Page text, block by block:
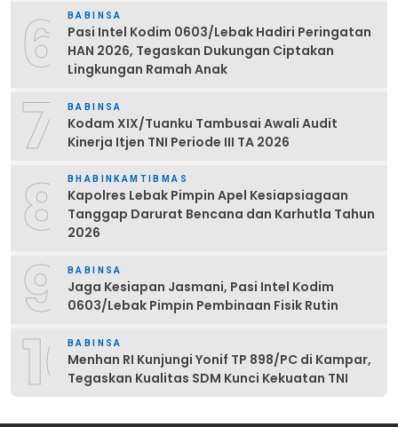
6 BABINSA
Pasi Intel Kodim 0603/Lebak Hadiri Peringatan
HAN 2026, Tegaskan Dukungan Ciptakan
Lingkungan Ramah Anak
7 BABINSA
Kodam XIX/Tuanku Tambusai Awali Audit
Kinerja Itjen TNI Periode III TA 2026
8 BHABINKAMTIBMAS
Kapolres Lebak Pimpin Apel Kesiapsiagaan
Tanggap Darurat Bencana dan Karhutla Tahun
2026
9 BABINSA
Jaga Kesiapan Jasmani, Pasi Intel Kodim
0603/Lebak Pimpin Pembinaan Fisik Rutin
10BABINSA
Menhan RI Kunjungi Yonif TP 898/PC di Kampar,
Tegaskan Kualitas SDM Kunci Kekuatan TNI